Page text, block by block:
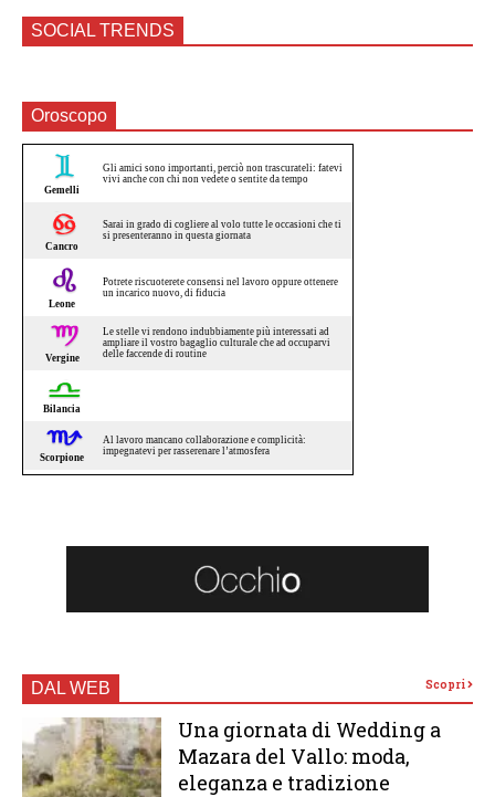
SOCIAL TRENDS
Oroscopo
DAL WEB Scopri
Una giornata di Wedding a
Mazara del Vallo: moda,
eleganza e tradizione